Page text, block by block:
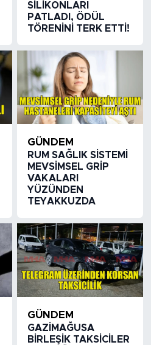
SİLİKONLARI
PATLADI, ÖDÜL
TÖRENİNİ TERK ETTİ!
GÜNDEM
RUM SAĞLIK SİSTEMİ
MEVSİMSEL GRİP
VAKALARI
YÜZÜNDEN
TEYAKKUZDA
GÜNDEM
GAZİMAĞUSA
BİRLEŞİK TAKSİCİLER